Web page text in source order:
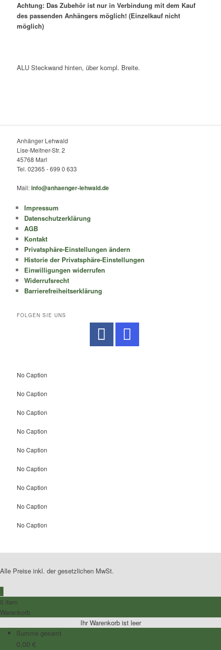
Achtung: Das Zubehör ist nur in Verbindung mit dem Kauf
des passenden Anhängers möglich! (Einzelkauf nicht
möglich)
ALU Steckwand hinten, über kompl. Breite.
Anhänger Lehwald
Lise-Meitner-Str. 2
45768 Marl
Tel. 02365 - 699 0 633
Mail:info@anhaenger-lehwald.de
Impressum
Datenschutzerklärung
AGB
Kontakt
Privatsphäre-Einstellungen ändern
Historie der Privatsphäre-Einstellungen
Einwilligungen widerrufen
Widerrufsrecht
Barrierefreiheitserklärung
FOLGEN SIE UNS
No Caption
No Caption
No Caption
No Caption
No Caption
No Caption
No Caption
No Caption
No Caption
Alle Preise inkl. der gesetzlichen MwSt.
0 item
Warenkorb
Ihr Warenkorb ist leer
Summe gesamt
0,00 €